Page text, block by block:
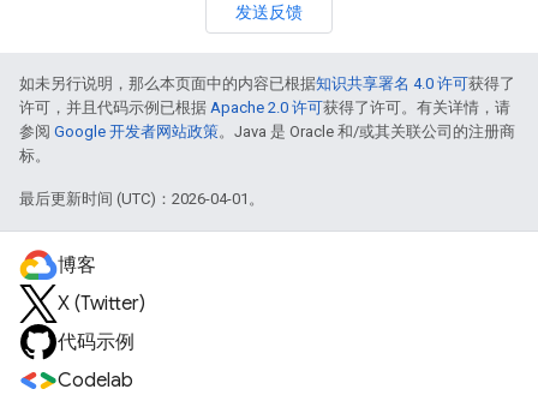
发送反馈
如未另行说明，那么本页面中的内容已根据知识共享署名 4.0 许可获得了
许可，并且代码示例已根据 Apache 2.0 许可获得了许可。有关详情，请
参阅 Google 开发者网站政策。Java 是 Oracle 和/或其关联公司的注册商
标。
最后更新时间 (UTC)：2026-04-01。
博客
X (Twitter)
代码示例
Codelab